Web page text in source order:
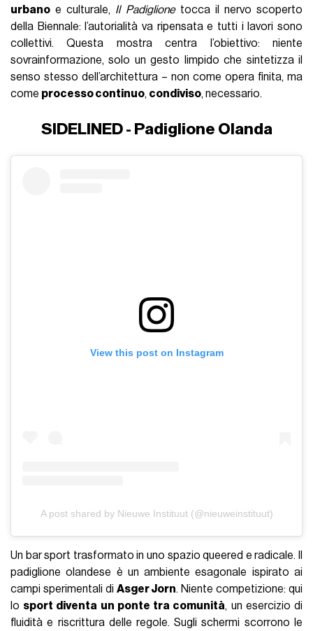
urbano e culturale, Il Padiglionetocca il nervo scoperto
della Biennale: l’autorialità va ripensata e tutti i lavori sono
collettivi. Questa mostra centra l’obiettivo: niente
sovrainformazione, solo un gesto limpido che sintetizza il
senso stesso dell’architettura – non come opera finita, ma
come processo continuo, condiviso, necessario.
SIDELINED - Padiglione Olanda
View this post on Instagram
A post shared by Nieuwe Instituut (@nieuweinstituut)
Un bar sport trasformato in uno spazio queered e radicale. Il
padiglione olandese è un ambiente esagonale ispirato ai
campi sperimentali di Asger Jorn. Niente competizione: qui
lo sport diventa un ponte tra comunità, un esercizio di
fluidità e riscrittura delle regole. Sugli schermi scorrono le